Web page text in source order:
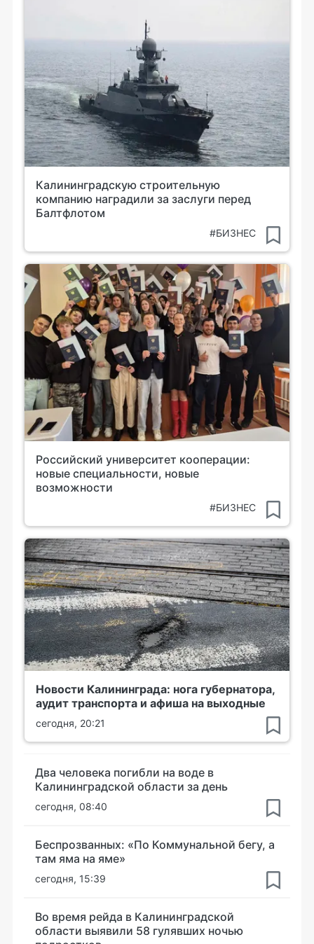
Калининградскую строительную
компанию наградили за заслуги перед
Балтфлотом
#БИЗНЕС
Российский университет кооперации:
новые специальности, новые
возможности
#БИЗНЕС
Новости Калининграда: нога губернатора,
аудит транспорта и афиша на выходные
сегодня, 20:21
Два человека погибли на воде в
Калининградской области за день
сегодня, 08:40
Беспрозванных: «По Коммунальной бегу, а
там яма на яме»
сегодня, 15:39
Во время рейда в Калининградской
области выявили 58 гулявших ночью